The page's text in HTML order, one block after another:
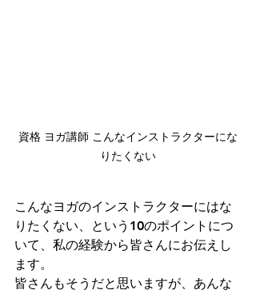
資格 ヨガ講師 こんなインストラクターにな
りたくない
こんなヨガのインストラクターにはな
りたくない、という10のポイントにつ
いて、私の経験から皆さんにお伝えし
ます。
皆さんもそうだと思いますが、 あんな